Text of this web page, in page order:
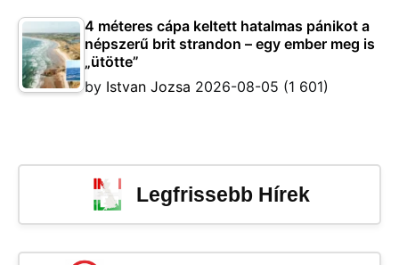
4 méteres cápa keltett hatalmas pánikot a
népszerű brit strandon – egy ember meg is
„ütötte”
by Istvan Jozsa 2026-08-05 (1 601)
Legfrissebb Hírek